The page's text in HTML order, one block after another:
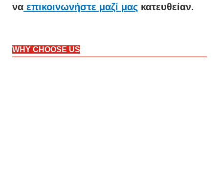
να επικοινωνήστε μαζί μας κατευθείαν.
WHY CHOOSE US